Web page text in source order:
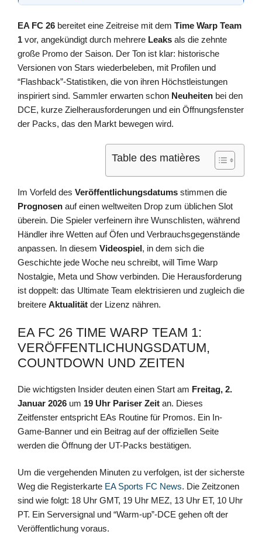
EA FC 26 bereitet eine Zeitreise mit dem Time Warp Team
1 vor, angekündigt durch mehrere Leaks als die zehnte
große Promo der Saison. Der Ton ist klar: historische
Versionen von Stars wiederbeleben, mit Profilen und
“Flashback”-Statistiken, die von ihren Höchstleistungen
inspiriert sind. Sammler erwarten schon Neuheiten bei den
DCE, kurze Zielherausforderungen und ein Öffnungsfenster
der Packs, das den Markt bewegen wird.
Table des matières
Im Vorfeld des Veröffentlichungsdatums stimmen die
Prognosen auf einen weltweiten Drop zum üblichen Slot
überein. Die Spieler verfeinern ihre Wunschlisten, während
Händler ihre Wetten auf Öfen und Verbrauchsgegenstände
anpassen. In diesem Videospiel, in dem sich die
Geschichte jede Woche neu schreibt, will Time Warp
Nostalgie, Meta und Show verbinden. Die Herausforderung
ist doppelt: das Ultimate Team elektrisieren und zugleich die
breitere Aktualität der Lizenz nähren.
EA FC 26 TIME WARP TEAM 1:
VERÖFFENTLICHUNGSDATUM,
COUNTDOWN UND ZEITEN
Die wichtigsten Insider deuten einen Start am Freitag, 2.
Januar 2026 um 19 Uhr Pariser Zeit an. Dieses
Zeitfenster entspricht EAs Routine für Promos. Ein In-
Game-Banner und ein Beitrag auf der offiziellen Seite
werden die Öffnung der UT-Packs bestätigen.
Um die vergehenden Minuten zu verfolgen, ist der sicherste
Weg die Registerkarte EA Sports FC News. Die Zeitzonen
sind wie folgt: 18 Uhr GMT, 19 Uhr MEZ, 13 Uhr ET, 10 Uhr
PT. Ein Serversignal und “Warm-up”-DCE gehen oft der
Veröffentlichung voraus.